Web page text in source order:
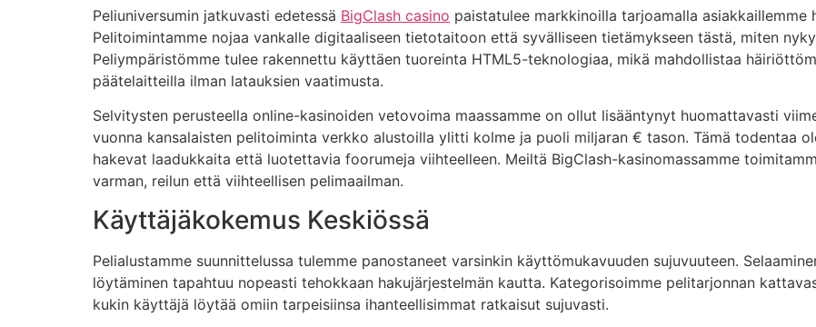
Peliuniversumin jatkuvasti edetessä BigClash casino paistatulee markkinoilla tarjoamalla
Pelitoimintamme nojaa vankalle digitaaliseen tietotaitoon että syvälliseen tietämykseen tästä, miten
Peliympäristömme tulee rakennettu käyttäen tuoreinta HTML5-teknologiaa, mikä mahdollistaa
päätelaitteilla ilman latauksien vaatimusta.
Selvitysten perusteella online-kasinoiden vetovoima maassamme on ollut lisääntynyt huomattavasti
vuonna kansalaisten pelitoiminta verkko alustoilla ylitti kolme ja puoli miljaran € tason. Tämä todentaa
hakevat laadukkaita että luotettavia foorumeja viihteelleen. Meiltä BigClash-kasinomassamme
varman, reilun että viihteellisen pelimaailman.
Käyttäjäkokemus Keskiössä
Pelialustamme suunnittelussa tulemme panostaneet varsinkin käyttömukavuuden sujuvuuteen.
löytäminen tapahtuu nopeasti tehokkaan hakujärjestelmän kautta. Kategorisoimme pelitarjonnan
kukin käyttäjä löytää omiin tarpeisiinsa ihanteellisimmat ratkaisut sujuvasti.